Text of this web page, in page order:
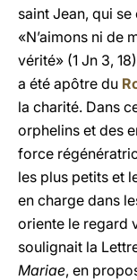
saint Jean, qui
«N’aimons ni de
vérité» (1 Jn 3,
a été apôtre du
la charité. Dans
orphelins et des
force
les plus petits et
en charge dans
oriente le regard
soulignait la
Mariae, en